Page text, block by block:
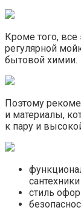
Кроме того,
регулярной
бытовой химии.
Поэтому
и материалы,
к пару и
стиль